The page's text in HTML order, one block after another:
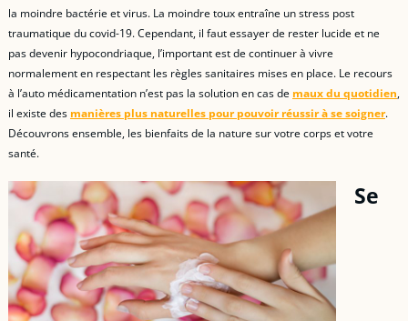
la moindre bactérie et virus. La moindre toux entraîne un stress post
traumatique du covid-19. Cependant, il faut essayer de rester lucide et ne
pas devenir hypocondriaque, l’important est de continuer à vivre
normalement en respectant les règles sanitaires mises en place. Le recours
à l’auto médicamentation n’est pas la solution en cas de maux du quotidien,
il existe des manières plus naturelles pour pouvoir réussir à se soigner.
Découvrons ensemble, les bienfaits de la nature sur votre corps et votre
santé.
Se